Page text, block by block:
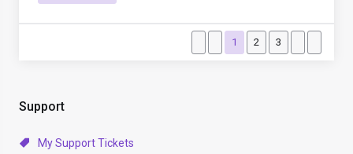
Support
My Support Tickets
1 2 3